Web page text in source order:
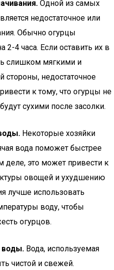
Одной из самых
недостаточное или
Обычно огурцы
2-4 часа. Если оставить их в
слишком мягкими и
стороны, недостаточное
к тому, что огурцы не
сухими после засолки.
Некоторые хозяйки
вода поможет быстрее
деле, это может привести к
овощей и ухудшению
лучше использовать
воду, чтобы
огурцов.
воды. Вода, используемая
чистой и свежей.